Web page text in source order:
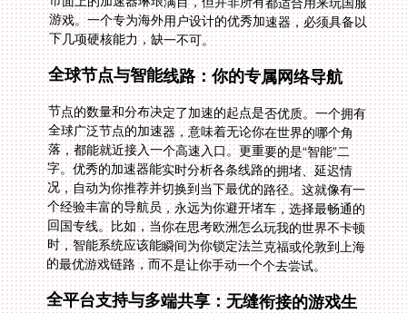
下几项硬核能力，缺一不可。
全球节点与智能线路：你的专属网络导航
节点的数量和分布决定了加速的起点是否优质。一个拥有
全球广泛节点的加速器，意味着无论你在世界的哪个角
落，都能就近接入一个高速入口。更重要的是“智能”二
字。优秀的加速器能实时分析各条线路的拥堵、延迟情
况，自动为你推荐并切换到当下最优的路径。这就像有一
个经验丰富的导航员，永远为你避开堵车，选择最畅通的
回国专线。比如，当你在思考欧洲怎么玩我的世界不卡顿
时，智能系统应该能瞬间为你锁定法兰克福或伦敦到上海
的最优游戏链路，而不是让你手动一个个去尝试。
全平台支持与多端共享：无缝衔接的游戏生